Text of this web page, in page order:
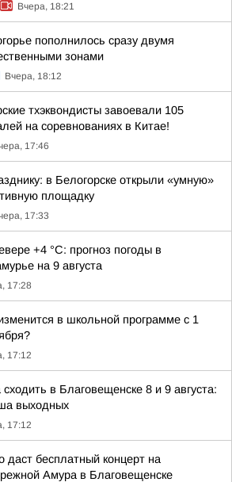
Вчера, 18:21
пополнилось сразу двумя
зонами
Вчера, 18:12
тхэквондисты завоевали 105
на соревнованиях в Китае!
17:46
в Белогорске открыли «умную»
площадку
17:33
+4 °С: прогноз погоды в
на 9 августа
17:28
в школьной программе с 1
17:12
сходить в Благовещенске 8 и 9 августа:
выходных
17:12
даст бесплатный концерт на
Амура в Благовещенске